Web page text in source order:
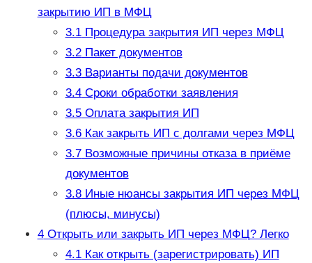
закрытию ИП в МФЦ
3.1Процедура закрытия ИП через МФЦ
3.2Пакет документов
3.3Варианты подачи документов
3.4Сроки обработки заявления
3.5Оплата закрытия ИП
3.6Как закрыть ИП с долгами через МФЦ
3.7Возможные причины отказа в приёме
документов
3.8Иные нюансы закрытия ИП через МФЦ
(плюсы, минусы)
4Открыть или закрыть ИП через МФЦ? Легко
4.1Как открыть (зарегистрировать) ИП